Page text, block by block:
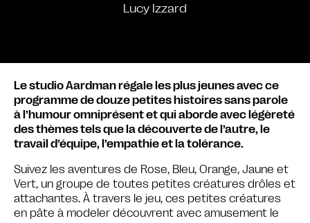
Lucy Izzard
Le studio Aardman régale les plus jeunes avec ce
programme de douze petites histoires sans parole
à l’humour omniprésent et qui aborde avec légèreté
des thèmes tels que la découverte de l’autre, le
travail d’équipe, l’empathie et la tolérance.
Suivez les aventures de Rose, Bleu, Orange, Jaune et
Vert, un groupe de toutes petites créatures drôles et
attachantes. À travers le jeu, ces petites créatures
en pâte à modeler découvrent avec amusement le